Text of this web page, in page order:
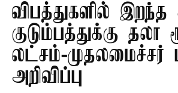
விபத்துகளில் இறந்த
குடும்பத்துக்கு தலா
லட்சம்-முதலமைச்சர்
அறிவிப்பு